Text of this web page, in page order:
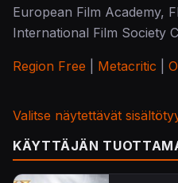
European Film Academy,
International Film Society
Region Free Metacritic
Valitse näytettävät
KÄYTTÄJÄN